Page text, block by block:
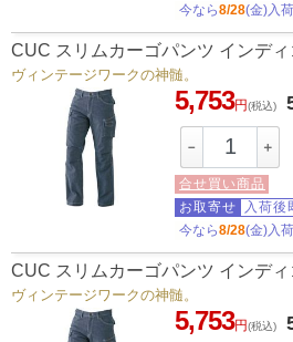
今なら8/28(金)入
CUC スリムカーゴパンツ インデ
ヴィンテージワークの神髄。
5,753円(税込)
－ ＋
合せ買い商品
お取寄せ
入荷後
今なら8/28(金)入
CUC スリムカーゴパンツ インデ
ヴィンテージワークの神髄。
5,753円(税込)